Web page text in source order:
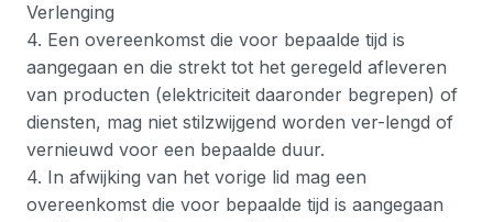
Verlenging
4. Een overeenkomst die voor bepaalde tijd is
aangegaan en die strekt tot het geregeld afleveren
van producten (elektriciteit daaronder begrepen) of
diensten, mag niet stilzwijgend worden ver-lengd of
vernieuwd voor een bepaalde duur.
4. In afwijking van het vorige lid mag een
overeenkomst die voor bepaalde tijd is aangegaan